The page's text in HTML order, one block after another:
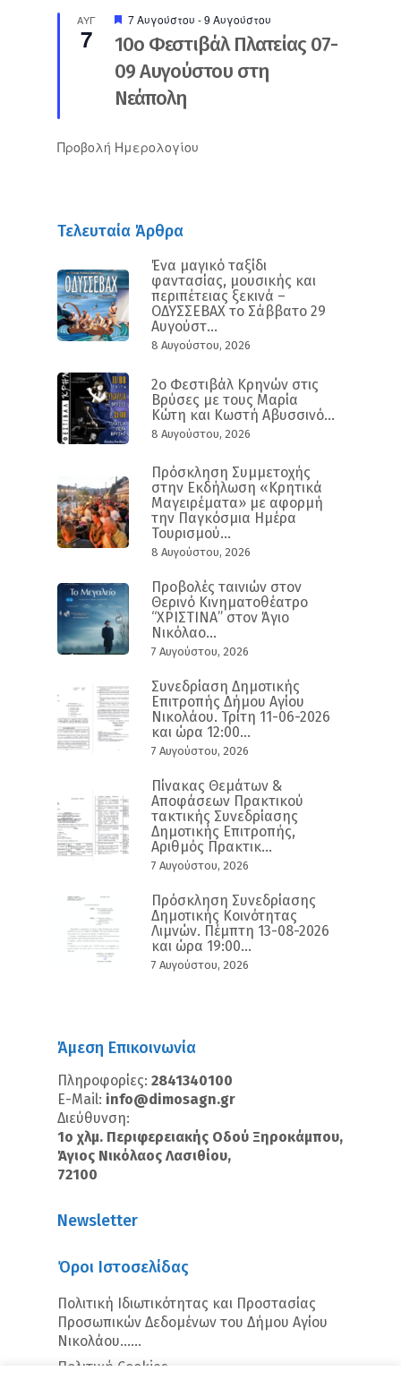
ΑΥΓ
7
Προτεινόμενο
7 Αυγούστου -9 Αυγούστου
10ο Φεστιβάλ Πλατείας 07-
09 Αυγούστου στη
Νεάπολη
Προβολή Ημερολογίου
Τελευταία Άρθρα
Ένα μαγικό ταξίδι
φαντασίας, μουσικής και
περιπέτειας ξεκινά –
ΟΔΥΣΣΕΒΑΧ το Σάββατο 29
Αυγούστ...
8 Αυγούστου, 2026
2ο Φεστιβάλ Κρηνών στις
Βρύσες με τους Μαρία
Κώτη και Κωστή Αβυσσινό...
8 Αυγούστου, 2026
Πρόσκληση Συμμετοχής
στην Εκδήλωση «Κρητικά
Μαγειρέματα» με αφορμή
την Παγκόσμια Ημέρα
Τουρισμού...
8 Αυγούστου, 2026
Προβολές ταινιών στον
Θερινό Κινηματοθέατρο
“ΧΡΙΣΤΙΝΑ” στον Άγιο
Νικόλαο...
7 Αυγούστου, 2026
Συνεδρίαση Δημοτικής
Επιτροπής Δήμου Αγίου
Νικολάου. Τρίτη 11-06-2026
και ώρα 12:00...
7 Αυγούστου, 2026
Πίνακας Θεμάτων &
Αποφάσεων Πρακτικού
τακτικής Συνεδρίασης
Δημοτικής Επιτροπής,
Αριθμός Πρακτικ...
7 Αυγούστου, 2026
Πρόσκληση Συνεδρίασης
Δημοτικής Κοινότητας
Λιμνών. Πέμπτη 13-08-2026
και ώρα 19:00...
7 Αυγούστου, 2026
Άμεση Επικοινωνία
Πληροφορίες: 2841340100
E-Mail: info@dimosagn.gr
Διεύθυνση:
1ο χλμ. Περιφερειακής Οδού Ξηροκάμπου,
Άγιος Νικόλαος Λασιθίου,
72100
Newsletter
Όροι Ιστοσελίδας
Πολιτική Ιδιωτικότητας και Προστασίας
Προσωπικών Δεδομένων του Δήμου Αγίου
Νικολάου…...
Πολιτική Cookies